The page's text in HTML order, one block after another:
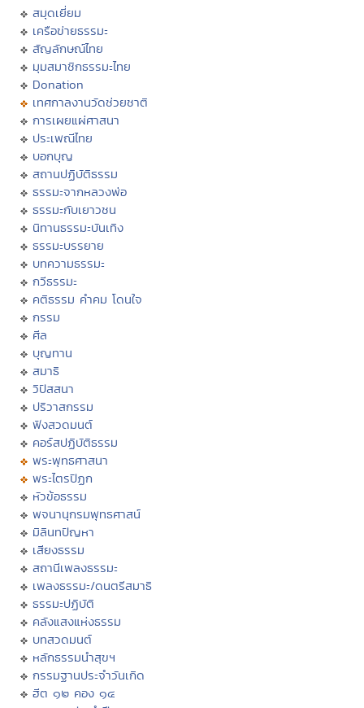
สมุดเยี่ยม
เครือข่ายธรรมะ
สัญลักษณ์ไทย
มุมสมาชิกธรรมะไทย
Donation
เทศกาลงานวัดช่วยชาติ
การเผยแผ่ศาสนา
ประเพณีไทย
บอกบุญ
สถานปฏิบัติธรรม
ธรรมะจากหลวงพ่อ
ธรรมะกับเยาวชน
นิทานธรรมะบันเทิง
ธรรมะบรรยาย
บทความธรรมะ
กวีธรรมะ
คติธรรม คำคม โดนใจ
กรรม
ศีล
บุญทาน
สมาธิ
วิปัสสนา
ปริวาสกรรม
ฟังสวดมนต์
คอร์สปฏิบัติธรรม
พระพุทธศาสนา
พระไตรปิฏก
หัวข้อธรรม
พจนานุกรมพุทธศาสน์
มิลินทปัญหา
เสียงธรรม
สถานีเพลงธรรมะ
เพลงธรรมะ/ดนตรีสมาธิ
ธรรมะปฏิบัติ
คลังแสงแห่งธรรม
บทสวดมนต์
หลักธรรมนำสุขฯ
กรรมฐานประจำวันเกิด
ฮีต ๑๒ คอง ๑๔